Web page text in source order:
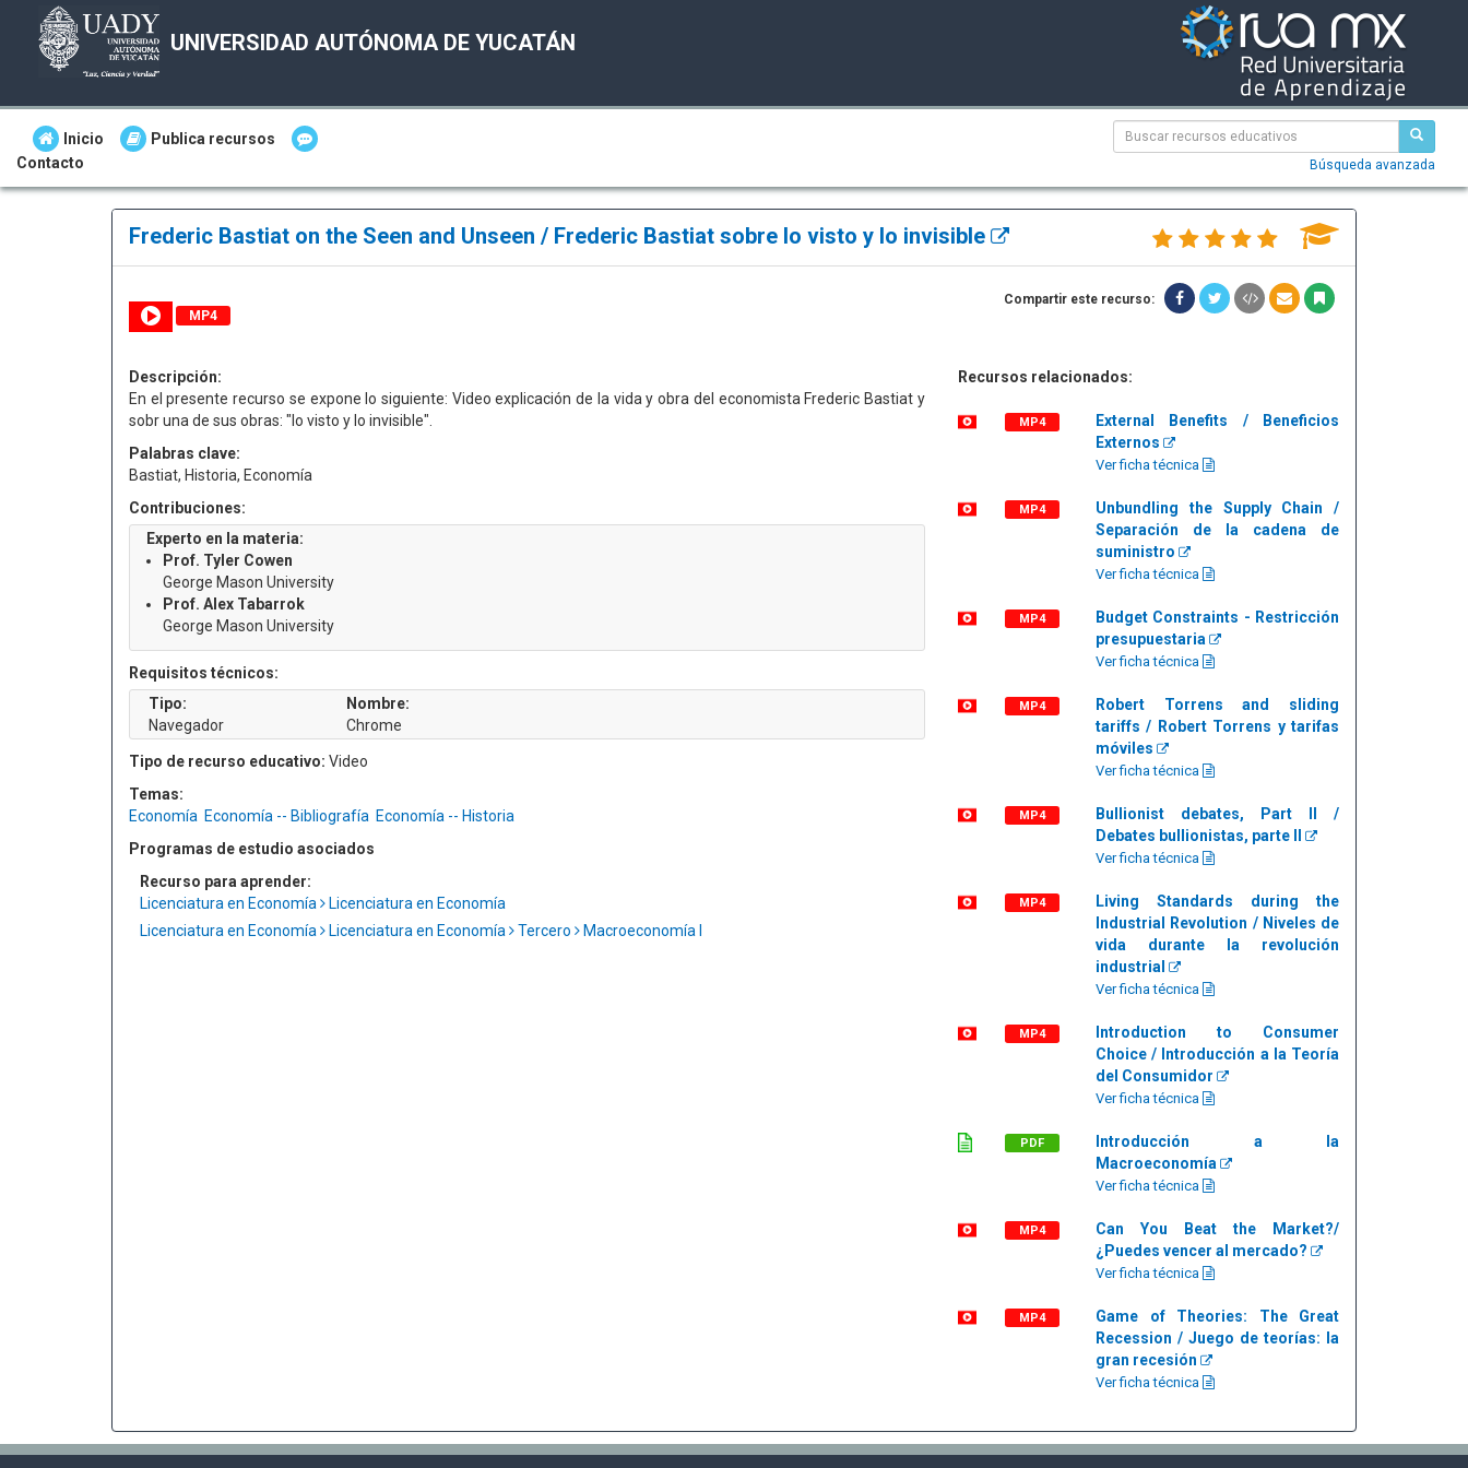
UNIVERSIDAD AUTÓNOMA DE YUCATÁN
Inicio
Publica recursos
Contacto
Búsqueda avanzada
Frederic Bastiat on the Seen and Unseen / Frederic Bastiat sobre lo visto y lo invisible
MP4
Compartir este recurso:
Descripción:
En el presente recurso se expone lo siguiente: Video explicación de la vida y obra del economista Frederic Bastiat y
sobr una de sus obras: "lo visto y lo invisible".
Palabras clave:
Bastiat, Historia, Economía
Contribuciones:
Experto en la materia:
Prof. Tyler Cowen
George Mason University
Prof. Alex Tabarrok
George Mason University
Requisitos técnicos:
Tipo:
Navegador
Nombre:
Chrome
Tipo de recurso educativo: Video
Temas:
Economía Economía -- Bibliografía Economía -- Historia
Programas de estudio asociados
Recurso para aprender:
Licenciatura en Economía
Licenciatura en Economía
Licenciatura en Economía
Licenciatura en Economía Tercero Macroeconomía I
Recursos relacionados:
MP4
External Benefits / Beneficios
Externos
Ver ficha técnica
MP4
Unbundling the Supply Chain /
Separación de la cadena de
suministro
Ver ficha técnica
MP4
Budget Constraints - Restricción
presupuestaria
Ver ficha técnica
MP4
Robert Torrens and sliding
tariffs / Robert Torrens y tarifas
móviles
Ver ficha técnica
MP4
Bullionist debates, Part II /
Debates bullionistas, parte II
Ver ficha técnica
MP4
Living Standards during the
Industrial Revolution / Niveles de
vida durante la revolución
industrial
Ver ficha técnica
MP4
Introduction to Consumer
Choice / Introducción a la Teoría
del Consumidor
Ver ficha técnica
PDF
Introducción a la
Macroeconomía
Ver ficha técnica
MP4
Can You Beat the Market?/
¿Puedes vencer al mercado?
Ver ficha técnica
MP4
Game of Theories: The Great
Recession / Juego de teorías: la
gran recesión
Ver ficha técnica